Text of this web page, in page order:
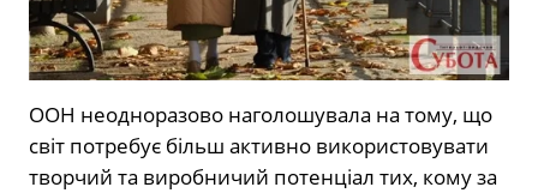
ООН неодноразово наголошувала на тому, що
світ потребує більш активно використовувати
творчий та виробничий потенціал тих, кому за